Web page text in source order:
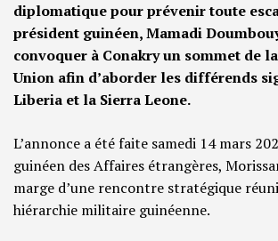
diplomatique pour prévenir toute
président guinéen, Mamadi
convoquer à Conakry un sommet de
Union afin d’aborder les différends
Liberia et la Sierra Leone.
L’annonce a été faite samedi 14 mars
guinéen des Affaires étrangères,
marge d’une rencontre stratégique
hiérarchie militaire guinéenne.